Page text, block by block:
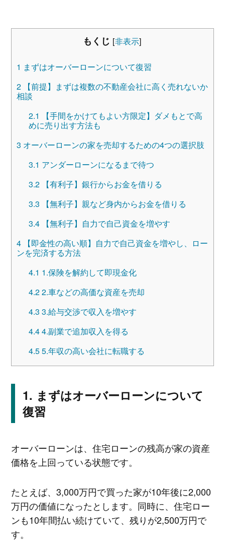
もくじ [非表示]
1 まずはオーバーローンについて復習
2【前提】まずは複数の不動産会社に高く売れないか
相談
2.1
【手間をかけてもよい方限定】ダメもとで高
めに売り出す方法も
3 オーバーローンの家を売却するための4つの選択肢
3.1 アンダーローンになるまで待つ
3.2【有利子】銀行からお金を借りる
3.3 【無利子】親など身内からお金を借りる
3.4【無利子】自力で自己資金を増やす
4【即金性の高い順】自力で自己資金を増やし、ロー
ンを完済する方法
4.1 1.保険を解約して即現金化
4.22.車などの高価な資産を売却
4.3 3.給与交渉で収入を増やす
4.44.副業で追加収入を得る
4.55.年収の高い会社に転職する
まずはオーバーローンについて
復習
オーバーローンは、住宅ローンの残高が家の資産
価格を上回っている状態です。
たとえば、3,000万円で買った家が10年後に2,000
万円の価値になったとします。同時に、住宅ロー
ンも10年間払い続けていて、残りが2,500万円で
す。